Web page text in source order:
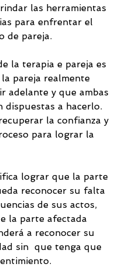
las herramientas
para enfrentar el
de pareja.
la terapia e pareja es
pareja realmente
adelante y que ambas
dispuestas a hacerlo.
la confianza y
para lograr la
lograr que la parte
reconocer su falta
de sus actos,
la parte afectada
a reconocer su
sin  que tenga que